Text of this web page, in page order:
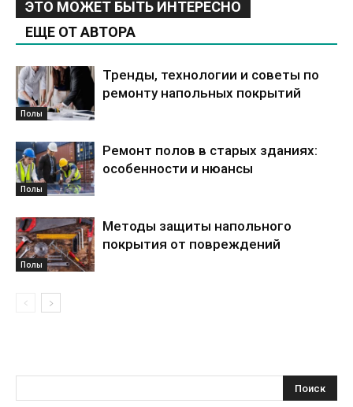
ЭТО МОЖЕТ БЫТЬ ИНТЕРЕСНО
ЕЩЕ ОТ АВТОРА
Полы
Тренды, технологии и советы по
ремонту напольных покрытий
Полы
Ремонт полов в старых зданиях:
особенности и нюансы
Полы
Методы защиты напольного
покрытия от повреждений